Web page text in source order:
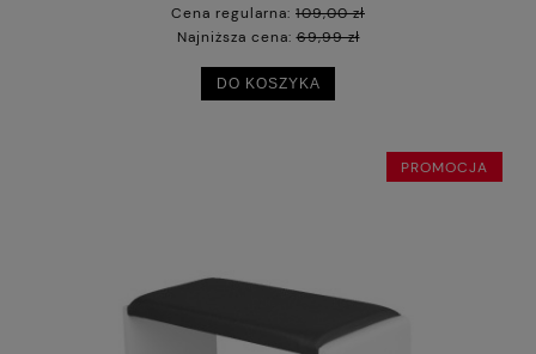
Cena regularna: 109,00 zł
Najniższa cena:69,99 zł
DO KOSZYKA
PROMOCJA